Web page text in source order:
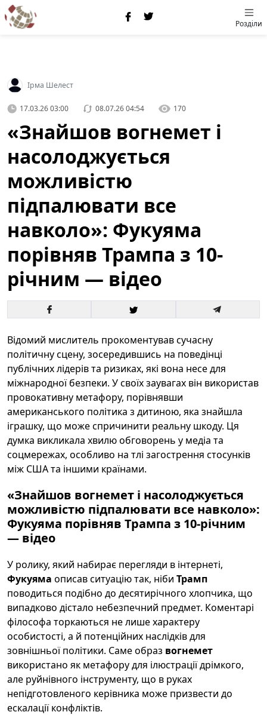
Розділи
Ірма Шелест
17.03.26 03:00 08.07.26 04:54 170
«Знайшов вогнемет і
насолоджується
можливістю
підпалювати все
навколо»: Фукуяма
порівняв Трампа з 10-
річним — відео
Відомий мислитель прокоментував сучасну
політичну сцену, зосередившись на поведінці
публічних лідерів та ризиках, які вона несе для
міжнародної безпеки. У своїх заувагах він використав
провокативну метафору, порівнявши
американського політика з дитиною, яка знайшла
іграшку, що може спричинити реальну шкоду. Ця
думка викликала хвилю обговорень у медіа та
соцмережах, особливо на тлі загострення стосунків
між США та іншими країнами.
«Знайшов вогнемет і насолоджується
можливістю підпалювати все навколо»:
Фукуяма порівняв Трампа з 10-річним
— відео
У ролику, який набирає перегляди в інтернеті,
Фукуяма описав ситуацію так, ніби Трамп
поводиться подібно до десятирічного хлопчика, що
випадково дістало небезпечний предмет. Коментарі
філософа торкаються не лише характеру
особистості, а й потенційних наслідків для
зовнішньої політики. Саме образ вогнемет
використано як метафору для ілюстрації дрімкого,
але руйнівного інструменту, що в руках
непідготовленого керівника може призвести до
ескалації конфліктів.